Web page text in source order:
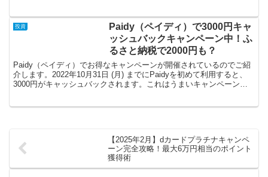
投資
Paidy（ペイディ）で3000円キャ
ッシュバックキャンペーン中！ふ
るさと納税で2000円も？
Paidy（ペイディ）でお得なキャンペーンが開催されているのでご紹
介します。2022年10月31日 (月) までにPaidyを初めて利用すると、
3000円がキャッシュバックされます。これはうまいキャンペーンな
【2025年2月】dカードプラチナキャンペ
ーン完全攻略！最大6万円相当のポイント
獲得術